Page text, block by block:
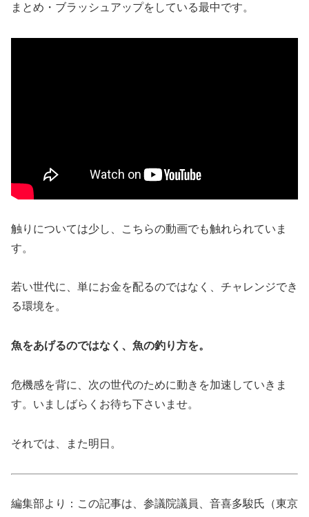
まとめ・ブラッシュアップをしている最中です。
触りについては少し、こちらの動画でも触れられていま
す。
若い世代に、単にお金を配るのではなく、チャレンジでき
る環境を。
魚をあげるのではなく、魚の釣り方を。
危機感を背に、次の世代のために動きを加速していきま
す。いましばらくお待ち下さいませ。
それでは、また明日。
編集部より：この記事は、参議院議員、音喜多駿氏（東京